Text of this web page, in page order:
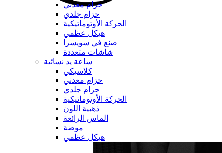
حزام معدني
حزام جلدي
الحركة الأوتوماتيكية
هيكل عظمي
صنع في سويسرا
شاشات متعددة
ساعة يد نسائية
كلاسيكي
حزام معدني
حزام جلدي
الحركة الأوتوماتيكية
ذهبية اللون
الماس الرائعة
موضة
هيكل عظمي